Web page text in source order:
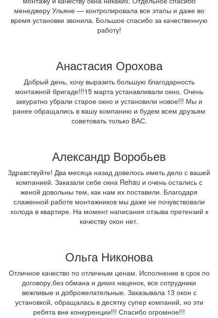
менеджеру Ульяне — контролировала все этапы и даже во
время установки звонила. Большое спасибо за качественную
работу!
Анастасия Орохова
Добрый день, хочу выразить большую благодарность
монтажной бригаде!!!15 марта устанавливали окно. Очень
аккуратно убрали старое окно и установили новое!!! Мы и
ранее обращались в вашу компанию и будем всем друзьям
советовать только ВАС.
Александр Воробьев
Здравствуйте! Два месяца назад довелось иметь дело с вашей
компанией. Заказали себе окна Rehau и очень остались с
женой довольны тем, как нам их поставили. Благодаря
слаженной работе монтажников мы даже не почувствовали
холода в квартире. На момент написания отзыва претензий к
качеству окон нет.
Ольга Никонова
Отличное качество по отличным ценам. Исполнение в срок по
договору,без обмана и диких наценок, все сотрудники
вежливые и доброжелательные. Заказывала 13 окон с
установкой, обращалась в десятку супер компаний, но эти
ребята вне конкуренции!!! Спасибо огромное!!!